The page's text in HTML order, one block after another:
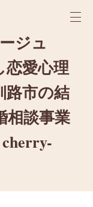
ジュ
恋愛心理
路市の結
談事業